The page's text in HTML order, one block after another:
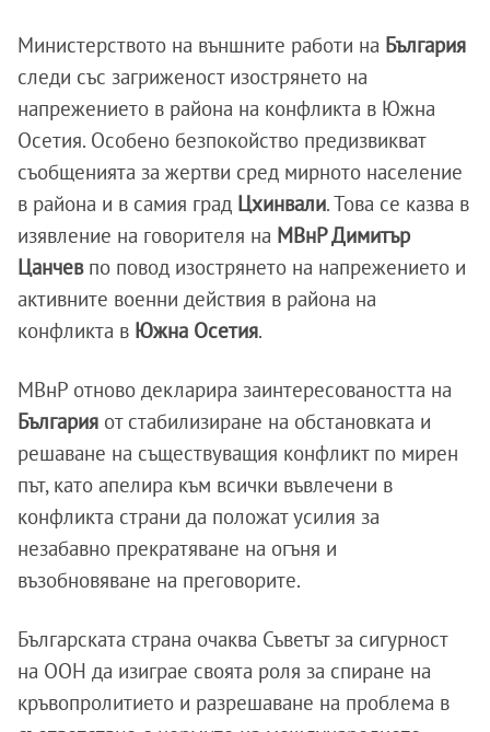
Министерството на външните работи на България
следи със загриженост изострянето на
напрежението в района на конфликта в Южна
Осетия. Особено безпокойство предизвикват
съобщенията за жертви сред мирното население
в района и в самия град Цхинвали. Това се казва в
изявление на говорителя на МВнР Димитър
Цанчевпо повод изострянето на напрежението и
активните военни действия в района на
конфликта в Южна Осетия.
МВнР отново декларира заинтересоваността на
България от стабилизиране на обстановката и
решаване на съществуващия конфликт по мирен
път, като апелира към всички въвлечени в
конфликта страни да положат усилия за
незабавно прекратяване на огъня и
възобновяване на преговорите.
Българската страна очаква Съветът за сигурност
на ООН да изиграе своята роля за спиране на
кръвопролитието и разрешаване на проблема в